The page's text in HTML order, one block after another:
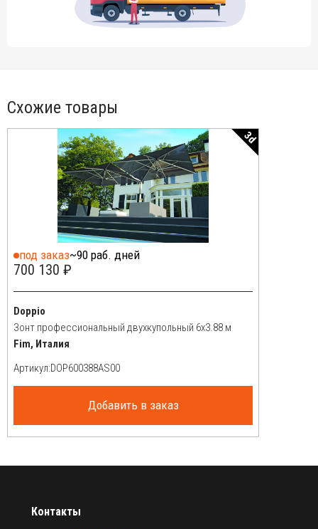
Схожие товары
3d
под заказ~90 раб. дней
700 130 ₽
Doppio
Зонт профессиональный двухкупольный 6х3.88 м
Fim, Италия
Артикул:
Добавить в заказ
Контакты